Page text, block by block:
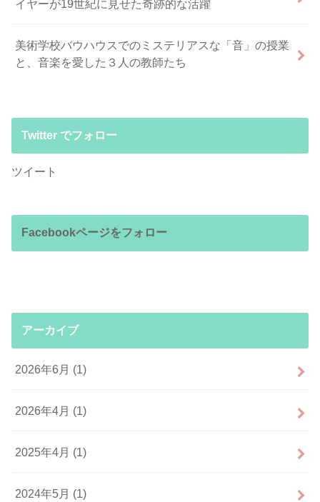
イヤーが19世紀に見せた奇跡的な活躍
美術学校バウハウスでのミステリアスな「音」の授業
と、音楽を愛した３人の教師たち
Twitter でフォロー
ツイート
Facebookページをフォロー
アーカイブ
2026年6月 (1)
2026年4月 (1)
2025年4月 (1)
2024年5月 (1)